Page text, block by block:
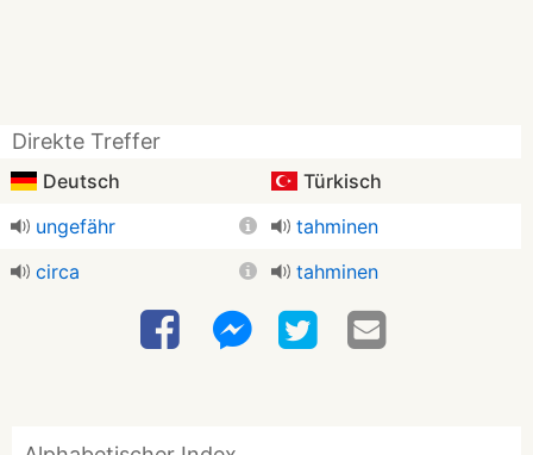
Direkte Treffer
Deutsch
Türkisch
ungefähr
tahminen
circa
tahminen